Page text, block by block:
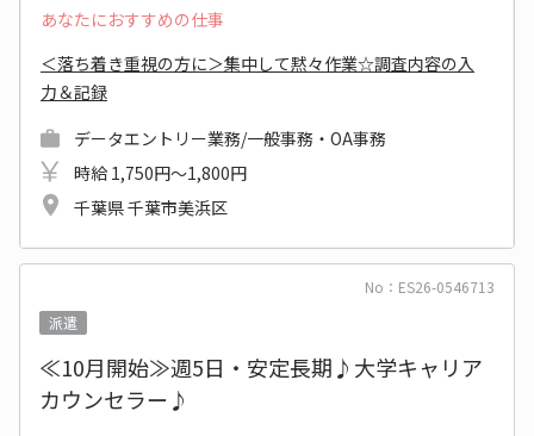
あなたにおすすめの仕事
＜落ち着き重視の方に＞集中して黙々作業☆調査内容の入
力＆記録
データエントリー業務/一般事務・OA事務
時給 1,750円～1,800円
千葉県 千葉市美浜区
No：ES26-0546713
派遣
≪10月開始≫週5日・安定長期♪大学キャリア
カウンセラー♪